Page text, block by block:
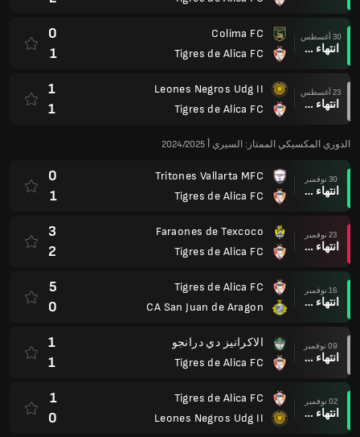
30 أغسطس
انتهاء وقت المباراة
Colima FC
Tigres de Alica FC
0
1
23 أغسطس
انتهاء وقت المباراة
Leones Negros Udg II
Tigres de Alica FC
1
1
الدوري المكسيكي الممتاز: السيري أ 2024/2025
30 نوفمبر
انتهاء وقت المباراة
Tritones Vallarta MFC
Tigres de Alica FC
0
1
23 نوفمبر
انتهاء وقت المباراة
Faraones de Texcoco
Tigres de Alica FC
3
2
16 نوفمبر
انتهاء وقت المباراة
Tigres de Alica FC
CA San Juan de Aragon
5
0
09 نوفمبر
انتهاء وقت المباراة
الاكرانيز دي درانجو
Tigres de Alica FC
1
1
02 نوفمبر
انتهاء وقت المباراة
Tigres de Alica FC
Leones Negros Udg II
1
0